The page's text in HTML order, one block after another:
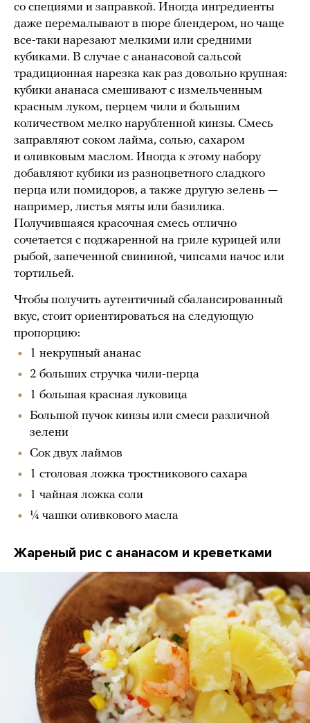
со специями и заправкой. Иногда ингредиенты
даже перемалывают в пюре блендером, но чаще
все-таки нарезают мелкими или средними
кубиками. В случае с ананасовой сальсой
традиционная нарезка как раз довольно крупная:
кубики ананаса смешивают с измельченным
красным луком, перцем чили и большим
количеством мелко нарубленной кинзы. Смесь
заправляют соком лайма, солью, сахаром
и оливковым маслом. Иногда к этому набору
добавляют кубики из разноцветного сладкого
перца или помидоров, а также другую зелень —
например, листья мяты или базилика.
Получившаяся красочная смесь отлично
сочетается с поджаренной на гриле курицей или
рыбой, запеченной свининой, чипсами начос или
тортильей.
Чтобы получить аутентичный сбалансированный
вкус, стоит ориентироваться на следующую
пропорцию:
1 некрупный ананас
2 больших стручка чили-перца
1 большая красная луковица
Большой пучок кинзы или смеси различной
зелени
Сок двух лаймов
1 столовая ложка тростникового сахара
1 чайная ложка соли
¼ чашки оливкового масла
Жареный рис с ананасом и креветками